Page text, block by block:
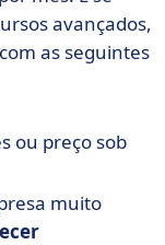
avançados,
as seguintes
ou preço sob
muito